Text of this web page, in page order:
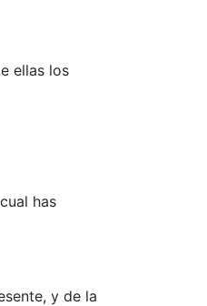
ellas los
has
y de la